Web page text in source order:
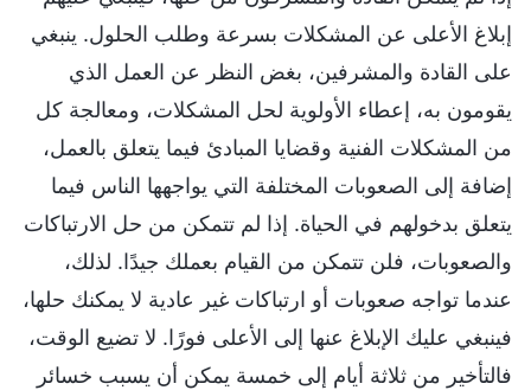
إبلاغ الأعلى عن المشكلات بسرعة وطلب الحلول. ينبغي
على القادة والمشرفين، بغض النظر عن العمل الذي
يقومون به، إعطاء الأولوية لحل المشكلات، ومعالجة كل
من المشكلات الفنية وقضايا المبادئ فيما يتعلق بالعمل،
إضافة إلى الصعوبات المختلفة التي يواجهها الناس فيما
يتعلق بدخولهم في الحياة. إذا لم تتمكن من حل الارتباكات
والصعوبات، فلن تتمكن من القيام بعملك جيدًا. لذلك،
عندما تواجه صعوبات أو ارتباكات غير عادية لا يمكنك حلها،
فينبغي عليك الإبلاغ عنها إلى الأعلى فورًا. لا تضيع الوقت،
فالتأخير من ثلاثة أيام إلى خمسة يمكن أن يسبب خسائر